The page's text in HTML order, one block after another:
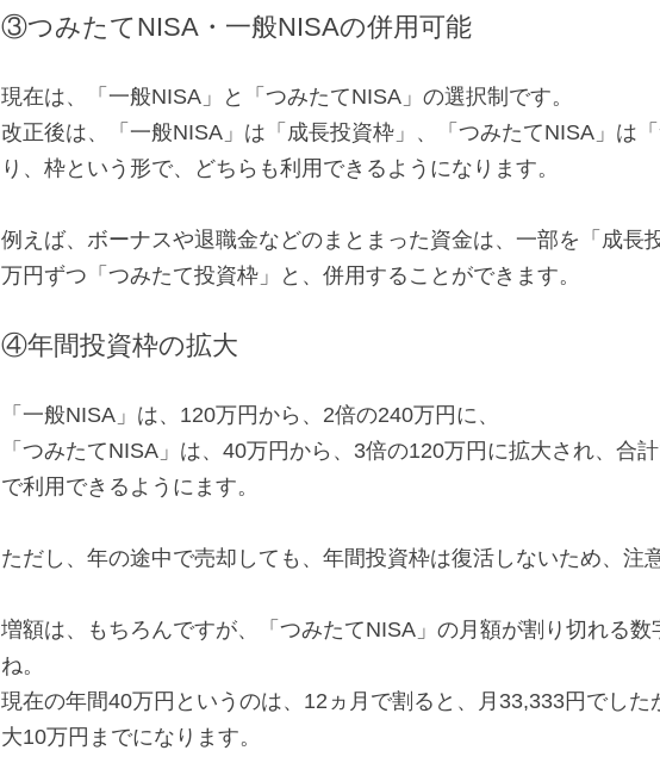
③つみたてNISA・一般NISAの併用可能
現在は、「一般NISA」と「つみたてNISA」の選択制です。
改正後は、「一般NISA」は「成長投資枠」、「つみたてNISA」は
り、枠という形で、どちらも利用できるようになります。
例えば、ボーナスや退職金などのまとまった資金は、一部を「成長
万円ずつ「つみたて投資枠」と、併用することができます。
④年間投資枠の拡大
「一般NISA」は、120万円から、2倍の240万円に、
「つみたてNISA」は、40万円から、3倍の120万円に拡大され、合
で利用できるようにます。
ただし、年の途中で売却しても、年間投資枠は復活しないため、注
増額は、もちろんですが、「つみたてNISA」の月額が割り切れる数
ね。
現在の年間40万円というのは、12ヵ月で割ると、月33,333円でした
大10万円までになります。